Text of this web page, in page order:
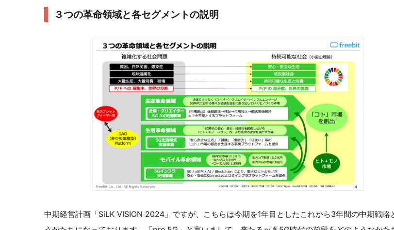
３つの⾰命領域と各セグメントの説明
中期経営計画「SiLK VISION 2024」ですが、こちらは今期を1年目としたこれから3年間の中期戦略